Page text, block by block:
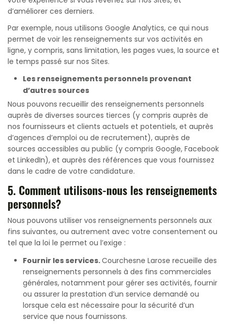
d’améliorer ces derniers.
Par exemple, nous utilisons Google Analytics, ce qui nous
permet de voir les renseignements sur vos activités en
ligne, y compris, sans limitation, les pages vues, la source et
le temps passé sur nos Sites.
Les renseignements personnels provenant
d’autres sources
Nous pouvons recueillir des renseignements personnels
auprès de diverses sources tierces (y compris auprès de
nos fournisseurs et clients actuels et potentiels, et auprès
d’agences d’emploi ou de recrutement), auprès de
sources accessibles au public (y compris Google, Facebook
et LinkedIn), et auprès des références que vous fournissez
dans le cadre de votre candidature.
5. Comment utilisons-nous les renseignements
personnels?
Nous pouvons utiliser vos renseignements personnels aux
fins suivantes, ou autrement avec votre consentement ou
tel que la loi le permet ou l’exige :
Fournir les services.Courchesne Larose recueille des
renseignements personnels à des fins commerciales
générales, notamment pour gérer ses activités, fournir
ou assurer la prestation d’un service demandé ou
lorsque cela est nécessaire pour la sécurité d’un
service que nous fournissons.